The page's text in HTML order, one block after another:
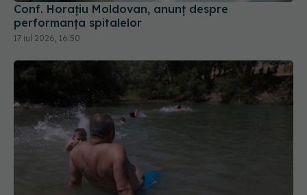
Conf. Horațiu Moldovan, anunț despre
performanța spitalelor
17 iul 2026, 16:50